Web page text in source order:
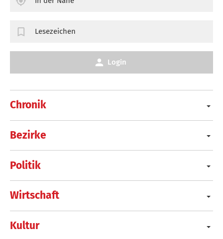
Chronik
Bezirke
Politik
Wirtschaft
Kultur
Lesezeichen
Login